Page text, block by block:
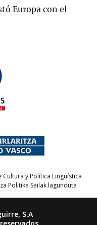
Europa con el
y Política Lingüística
Politika Sailak lagunduta
S.A